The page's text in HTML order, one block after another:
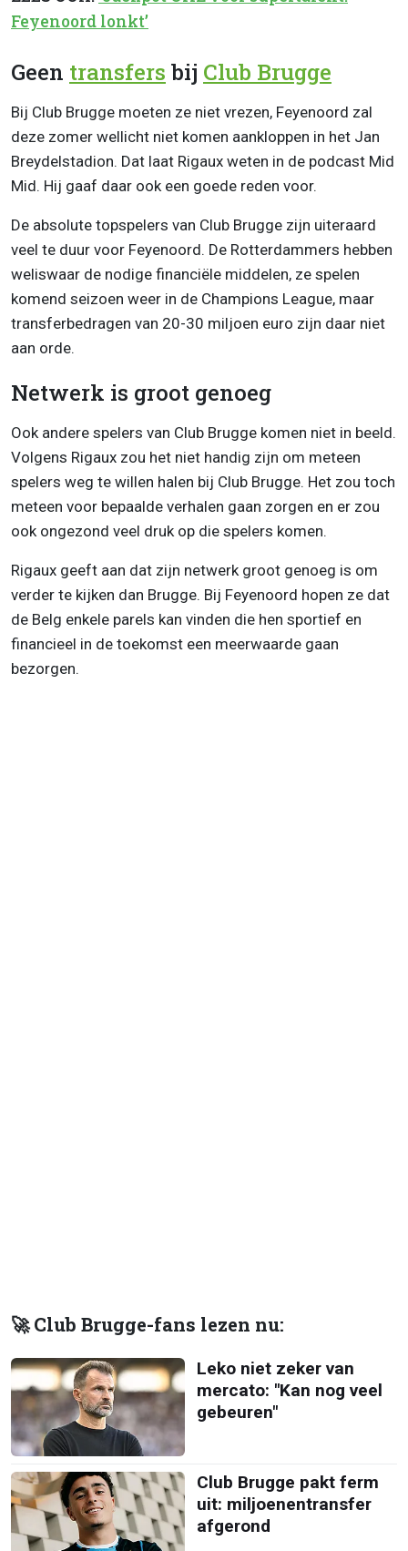
Feyenoord lonkt’
Geen transfers bij Club Brugge
Bij Club Brugge moeten ze niet vrezen, Feyenoord zal
deze zomer wellicht niet komen aankloppen in het Jan
Breydelstadion. Dat laat Rigaux weten in de podcast Mid
Mid. Hij gaaf daar ook een goede reden voor.
De absolute topspelers van Club Brugge zijn uiteraard
veel te duur voor Feyenoord. De Rotterdammers hebben
weliswaar de nodige financiële middelen, ze spelen
komend seizoen weer in de Champions League, maar
transferbedragen van 20-30 miljoen euro zijn daar niet
aan orde.
Netwerk is groot genoeg
Ook andere spelers van Club Brugge komen niet in beeld.
Volgens Rigaux zou het niet handig zijn om meteen
spelers weg te willen halen bij Club Brugge. Het zou toch
meteen voor bepaalde verhalen gaan zorgen en er zou
ook ongezond veel druk op die spelers komen.
Rigaux geeft aan dat zijn netwerk groot genoeg is om
verder te kijken dan Brugge. Bij Feyenoord hopen ze dat
de Belg enkele parels kan vinden die hen sportief en
financieel in de toekomst een meerwaarde gaan
bezorgen.
🚀 Club Brugge-fans lezen nu:
Leko niet zeker van
mercato: "Kan nog veel
gebeuren"
Club Brugge pakt ferm
uit: miljoenentransfer
afgerond